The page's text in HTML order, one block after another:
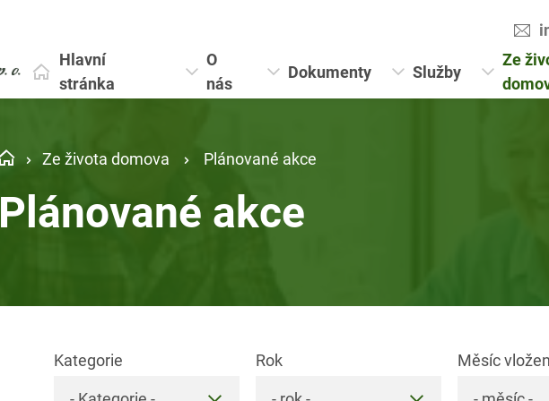
Hlavní
stránka
O
nás
Dokumenty Služby
Ze
Ze života domova Plánované akce
Plánované akce
Kategorie
Rok
Měsíc